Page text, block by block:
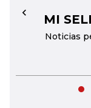
MI
Noticias
←